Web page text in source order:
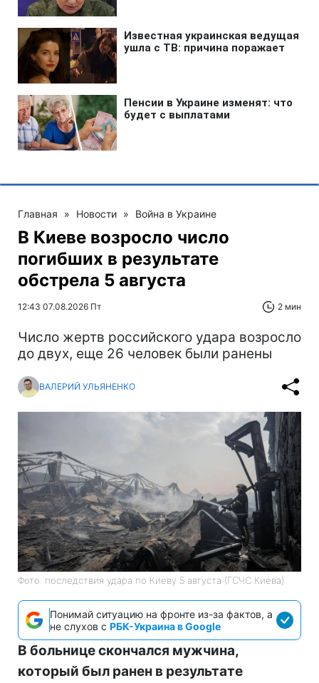
Главная » Новости » Война в Украине
В Киеве возросло число
погибших в результате
обстрела 5 августа
12:43 07.08.2026 Пт 2 мин
Число жертв российского удара возросло
до двух, еще 26 человек были ранены
ВАЛЕРИЙ УЛЬЯНЕНКО
Фото: последствия удара по Киеву 5 августа (ГСЧС Киева)
Понимай ситуацию на фронте из-за фактов, а
не слухов с РБК-Украина в Google
В больнице скончался мужчина,
который был ранен в результате